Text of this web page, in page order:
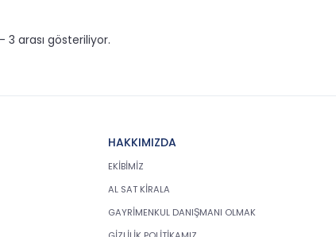
3 arası gösteriliyor.
HAKKIMIZDA
EKİBİMİZ
AL SAT KİRALA
GAYRİMENKUL DANIŞMANI OLMAK